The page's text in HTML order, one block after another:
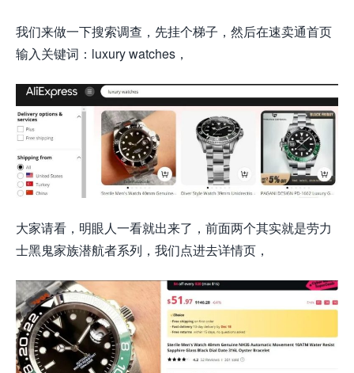
我们来做一下搜索调查，先挂个梯子，然后在速卖通首页
输入关键词：luxury watches，
大家请看，明眼人一看就出来了，前面两个其实就是劳力
士黑鬼家族潜航者系列，我们点进去详情页，